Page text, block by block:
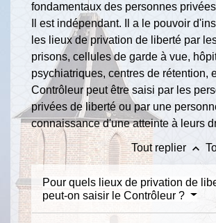
fondamentaux des personnes
Il est indépendant. Il a le pouvoir
les lieux de privation de liberté par
prisons, cellules de garde à vue,
psychiatriques, centres de rétention,
Contrôleur peut être saisi par les
privées de liberté ou par une
connaissance d'une atteinte à leurs
Tout replier keyboard_arrow_up
Pour quels lieux de privation de
peut-on saisir le Contrôleur ?